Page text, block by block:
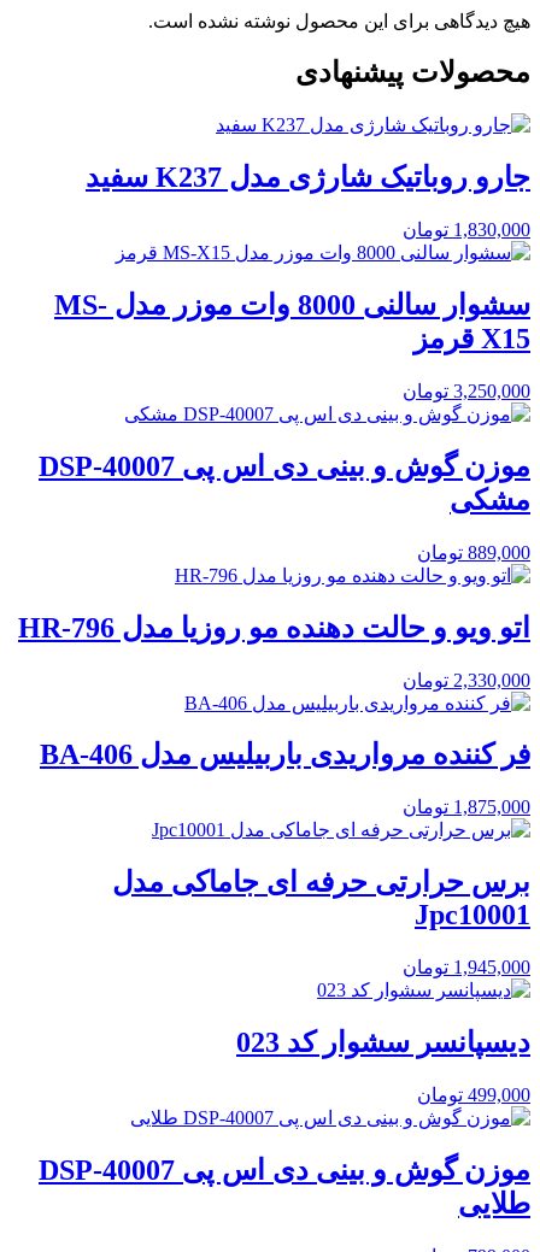
هیچ دیدگاهی برای این محصول نوشته نشده است.
محصولات پیشنهادی
جارو روباتیک شارژی مدل K237 سفید
1,830,000 تومان
سشوار سالنی 8000 وات موزر مدل MS-
X15 قرمز
3,250,000 تومان
موزن گوش و بینی دی اس پی DSP-40007
مشکی
889,000 تومان
اتو ویو و حالت دهنده مو روزیا مدل HR-796
2,330,000 تومان
فر کننده مرواریدی باربیلیس مدل BA-406
1,875,000 تومان
برس حرارتی حرفه ای جاماکی مدل
Jpc10001
1,945,000 تومان
دیسپانسر سشوار کد 023
499,000 تومان
موزن گوش و بینی دی اس پی DSP-40007
طلایی